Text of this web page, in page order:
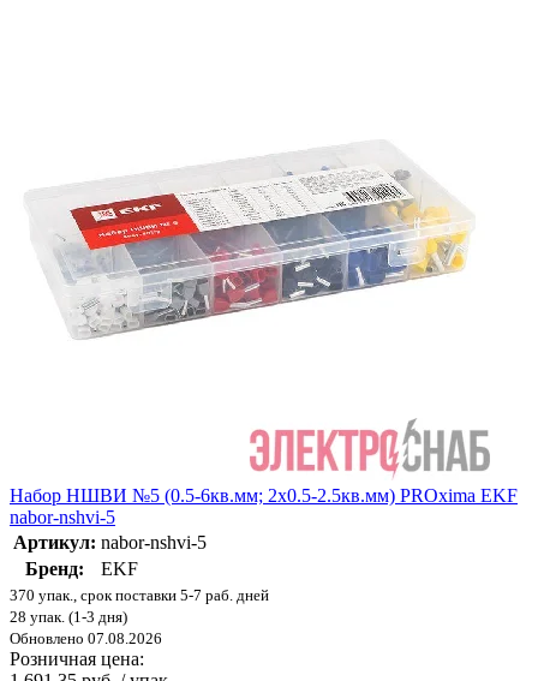
Набор НШВИ №5 (0.5-6кв.мм; 2х0.5-2.5кв.мм) PROxima EKF
nabor-nshvi-5
Артикул: nabor-nshvi-5
Бренд:
EKF
370 упак., срок поставки 5-7 раб. дней
28 упак. (1-3 дня)
Обновлено 07.08.2026
Розничная цена: